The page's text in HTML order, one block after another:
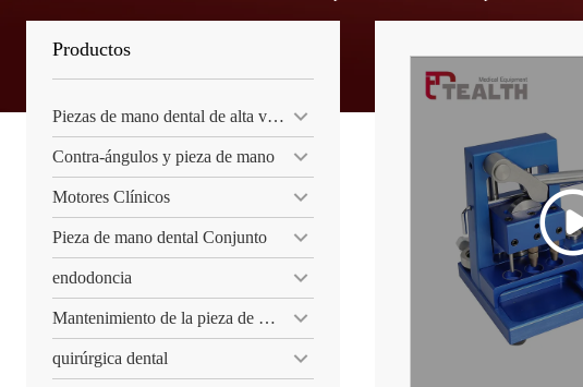
Productos
Piezas de mano dental de alta velocidad
Contra-ángulos y pieza de mano
Motores Clínicos
Pieza de mano dental Conjunto
endodoncia
Mantenimiento de la pieza de mano dental
quirúrgica dental